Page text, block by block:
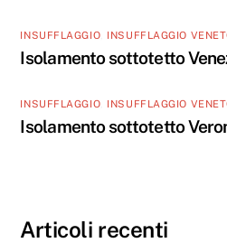
INSUFFLAGGIO INSUFFLAGGIO
Isolamento sottotetto
INSUFFLAGGIO INSUFFLAGGIO
Isolamento sottotetto
Articoli recenti